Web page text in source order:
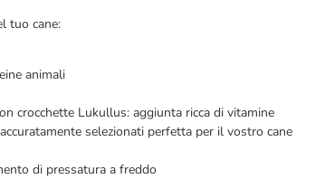
tuo cane:
animali
crocchette Lukullus: aggiunta ricca di vitamine
selezionati perfetta per il vostro cane
di pressatura a freddo